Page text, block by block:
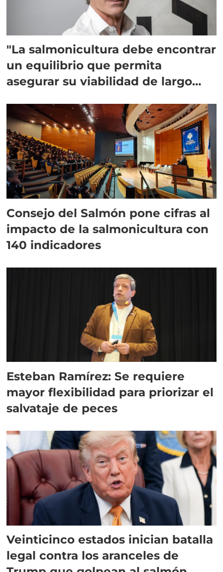
"La salmonicultura debe encontrar
un equilibrio que permita
asegurar su viabilidad de largo
Consejo del Salmón pone cifras al
impacto de la salmonicultura con
140 indicadores
Esteban Ramírez: Se requiere
mayor flexibilidad para priorizar el
salvataje de peces
Veinticinco estados inician batalla
legal contra los aranceles de